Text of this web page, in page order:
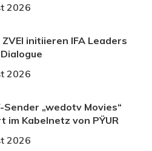
2026
ZVEI initiieren IFA Leaders
2026
Sender „wedotv Movies“
im Kabelnetz von PŸUR
2026